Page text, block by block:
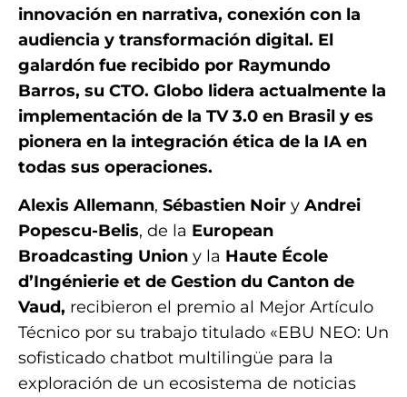
innovación en narrativa, conexión con la
audiencia y transformación digital. El
galardón fue recibido por Raymundo
Barros, su CTO. Globo lidera actualmente la
implementación de la TV 3.0 en Brasil y es
pionera en la integración ética de la IA en
todas sus operaciones.
Alexis Allemann, Sébastien Noir y Andrei
Popescu-Belis, de la European
Broadcasting Union y la Haute École
d’Ingénierie et de Gestion du Canton de
Vaud, recibieron el premio al Mejor Artículo
Técnico por su trabajo titulado «EBU NEO: Un
sofisticado chatbot multilingüe para la
exploración de un ecosistema de noticias